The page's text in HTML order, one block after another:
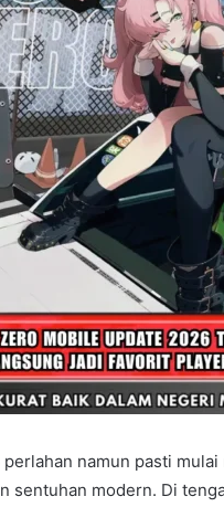
namun pasti
sentuhan modern. Di